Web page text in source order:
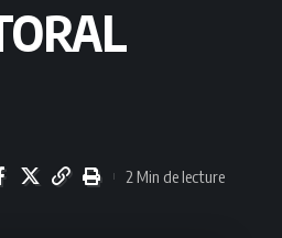
2 Min de lecture